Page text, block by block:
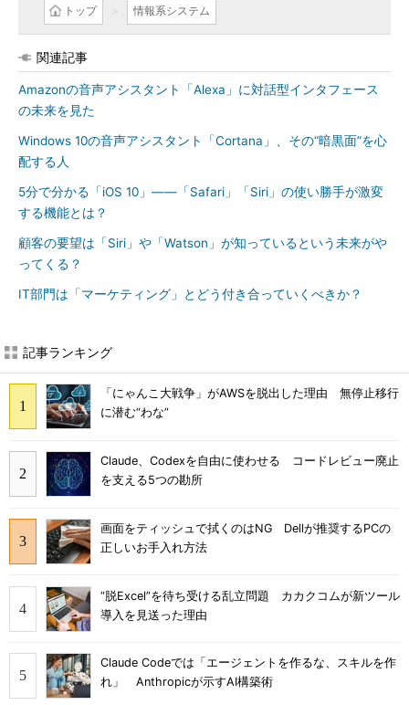
トップ 情報系システム
関連記事
Amazonの音声アシスタント「Alexa」に対話型インタフェース
の未来を見た
Windows 10の音声アシスタント「Cortana」、その“暗黒面”を心
配する人
5分で分かる「iOS 10」――「Safari」「Siri」の使い勝手が激変
する機能とは？
顧客の要望は「Siri」や「Watson」が知っているという未来がや
ってくる？
IT部門は「マーケティング」とどう付き合っていくべきか？
記事ランキング
「にゃんこ大戦争」がAWSを脱出した理由 無停止移行
に潜む“わな”
Claude、Codexを自由に使わせる コードレビュー廃止
を支える5つの勘所
画面をティッシュで拭くのはNG Dellが推奨するPCの
正しいお手入れ方法
“脱Excel”を待ち受ける乱立問題 カカクコムが新ツール
導入を見送った理由
Claude Codeでは「エージェントを作るな、スキルを作
れ」 Anthropicが示すAI構築術